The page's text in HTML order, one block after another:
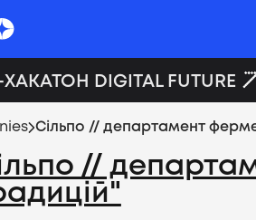
DIGITAL FUTURE
Сiльпо // департамент
//